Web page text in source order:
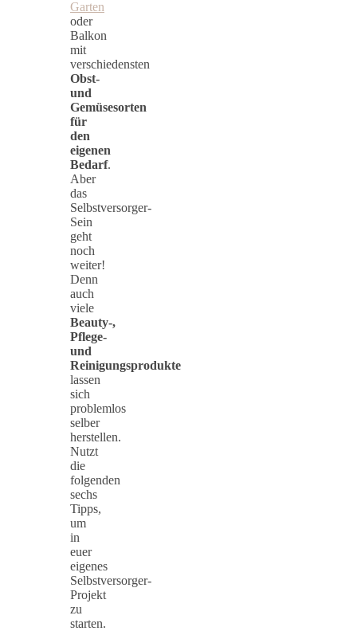
Garten
oder
Balkon
mit
verschiedensten
Obst-
und
Gemüsesorten
für
den
eigenen
Bedarf.
Aber
das
Selbstversorger-
Sein
geht
noch
weiter!
Denn
auch
viele
Beauty-,
Pflege-
und
Reinigungsprodukte
lassen
sich
problemlos
selber
herstellen.
Nutzt
die
folgenden
sechs
Tipps,
um
in
euer
eigenes
Selbstversorger-
Projekt
zu
starten.